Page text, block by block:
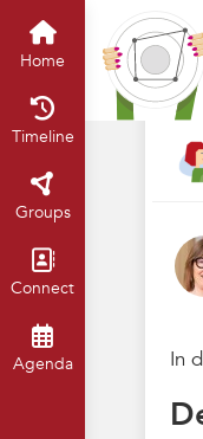
Home
Timeline
Groups
Connect
Agenda In